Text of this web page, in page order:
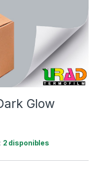
Glow
2 disponibles